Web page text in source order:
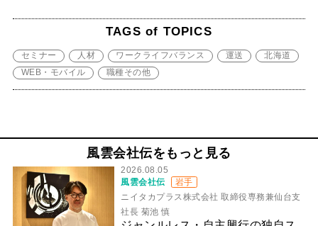
TAGS of TOPICS
セミナー 人材 ワークライフバランス 運送
北海道
WEB・モバイル
職種その他
風雲会社伝をもっと見る
2026.08.05
風雲会社伝
岩手
ニイタカプラス株式会社 取締役専務兼仙台支
社長 菊池 慎